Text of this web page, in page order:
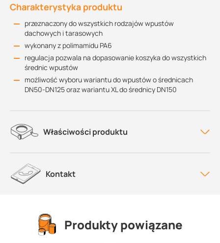
Charakterystyka produktu
przeznaczony do wszystkich rodzajów wpustów
dachowych i tarasowych
wykonany z polimamidu PA6
regulacja pozwala na dopasowanie koszyka do wszystkich
średnic wpustów
możliwość wyboru wariantu do wpustów o średnicach
DN50-DN125 oraz wariantu XL do średnicy DN150
Właściwości produktu
Kontakt
Produkty powiązane